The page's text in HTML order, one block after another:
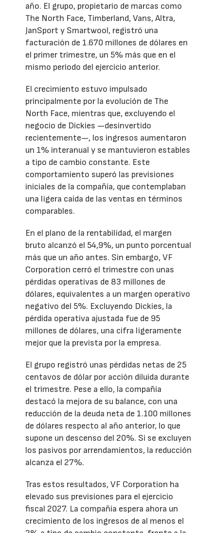
año. El grupo, propietario de marcas como
The North Face, Timberland, Vans, Altra,
JanSport y Smartwool, registró una
facturación de 1.670 millones de dólares en
el primer trimestre, un 5% más que en el
mismo periodo del ejercicio anterior.
El crecimiento estuvo impulsado
principalmente por la evolución de The
North Face, mientras que, excluyendo el
negocio de Dickies —desinvertido
recientemente—, los ingresos aumentaron
un 1% interanual y se mantuvieron estables
a tipo de cambio constante. Este
comportamiento superó las previsiones
iniciales de la compañía, que contemplaban
una ligera caída de las ventas en términos
comparables.
En el plano de la rentabilidad, el margen
bruto alcanzó el 54,9%, un punto porcentual
más que un año antes. Sin embargo, VF
Corporation cerró el trimestre con unas
pérdidas operativas de 83 millones de
dólares, equivalentes a un margen operativo
negativo del 5%. Excluyendo Dickies, la
pérdida operativa ajustada fue de 95
millones de dólares, una cifra ligeramente
mejor que la prevista por la empresa.
El grupo registró unas pérdidas netas de 25
centavos de dólar por acción diluida durante
el trimestre. Pese a ello, la compañía
destacó la mejora de su balance, con una
reducción de la deuda neta de 1.100 millones
de dólares respecto al año anterior, lo que
supone un descenso del 20%. Si se excluyen
los pasivos por arrendamientos, la reducción
alcanza el 27%.
Tras estos resultados, VF Corporation ha
elevado sus previsiones para el ejercicio
fiscal 2027. La compañía espera ahora un
crecimiento de los ingresos de al menos el